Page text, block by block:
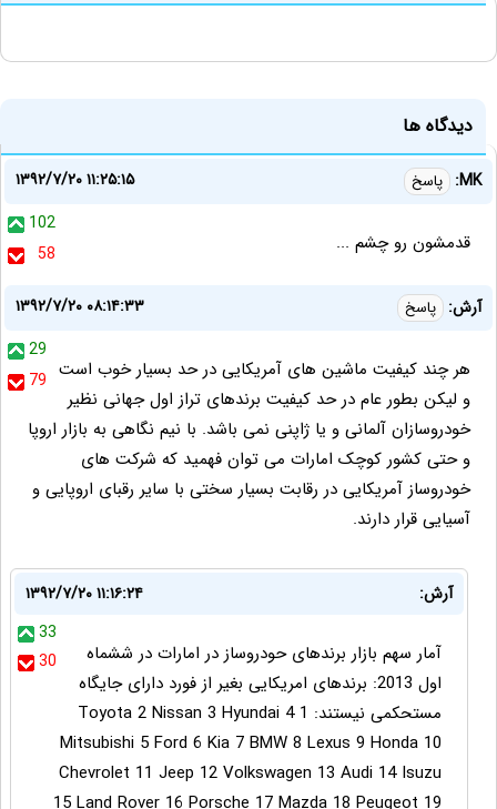
دیدگاه ها
MK: پاسخ
۱۳۹۲/۷/۲۰ ۱۱:۲۵:۱۵
102
58
قدمشون رو چشم ...
آرش: پاسخ
۱۳۹۲/۷/۲۰ ۰۸:۱۴:۳۳
29
79 هر چند کیفیت ماشین های آمریکایی در حد بسیار خوب است
و لیکن بطور عام در حد کیفیت برندهای تراز اول جهانی نظیر
خودروسازان آلمانی و یا ژاپنی نمی باشد. با نیم نگاهی به بازار اروپا
و حتی کشور کوچک امارات می توان فهمید که شرکت های
خودروساز آمریکایی در رقابت بسیار سختی با سایر رقبای اروپایی و
آسیایی قرار دارند.
آرش:
۱۳۹۲/۷/۲۰ ۱۱:۱۶:۲۴
33
30
آمار سهم بازار برندهای حودروساز در امارات در ششماه
اول 2013: برندهای امریکایی بغیر از فورد دارای جایگاه
مستحکمی نیستند: 1 Toyota 2 Nissan 3 Hyundai 4
Mitsubishi 5 Ford 6 Kia 7 BMW 8 Lexus 9 Honda 10
Chevrolet 11 Jeep 12 Volkswagen 13 Audi 14 Isuzu
15 Land Rover 16 Porsche 17 Mazda 18 Peugeot 19